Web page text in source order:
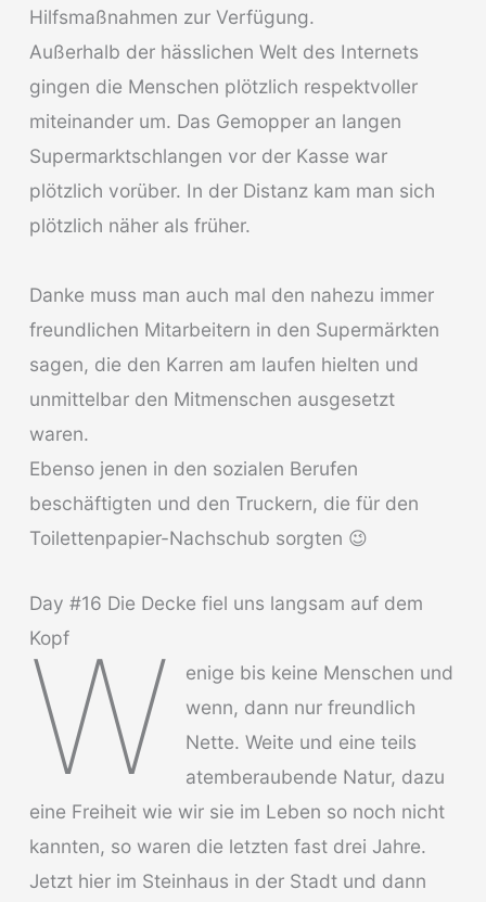
Hilfsmaßnahmen zur Verfügung.
Außerhalb der hässlichen Welt des Internets
gingen die Menschen plötzlich respektvoller
miteinander um. Das Gemopper an langen
Supermarktschlangen vor der Kasse war
plötzlich vorüber. In der Distanz kam man sich
plötzlich näher als früher.
Danke muss man auch mal den nahezu immer
freundlichen Mitarbeitern in den Supermärkten
sagen, die den Karren am laufen hielten und
unmittelbar den Mitmenschen ausgesetzt
waren.
Ebenso jenen in den sozialen Berufen
beschäftigten und den Truckern, die für den
Toilettenpapier-Nachschub sorgten 😉
Day #16 Die Decke fiel uns langsam auf dem
Kopf
W
enige bis keine Menschen und
wenn, dann nur freundlich
Nette. Weite und eine teils
atemberaubende Natur, dazu
eine Freiheit wie wir sie im Leben so noch nicht
kannten, so waren die letzten fast drei Jahre.
Jetzt hier im Steinhaus in der Stadt und dann